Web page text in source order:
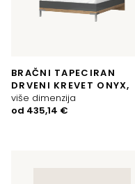
BRAČNI TAPECIRAN
DRVENI KREVET ONYX,
više dimenzija
od 435,14 €